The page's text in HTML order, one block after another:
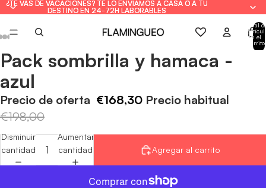
¿TE VAS DE VACACIONES? TE LO ENVIAMOS A CASA O A TU
DESTINO EN 24-72H LABORABLES
¿TE VAS DE VACACIONES? TE LO ENVIAMOS A CASA O A TU
DESTINO EN 24-72H LABORABLES
Total
en el
carrito:
Abrir
imagen
a
pantalla
Abrir
imagen
a
pantalla
Abrir
imagen
a
pantalla
Abrir
imagen
a
pantalla
Abrir
imagen
a
pantalla
Pack sombrilla y hamaca -
azul
Precio de oferta €168,30 Precio habitual
€198,00
Disminuir
cantidad
Aumentar
cantidad
Agregar al carrito